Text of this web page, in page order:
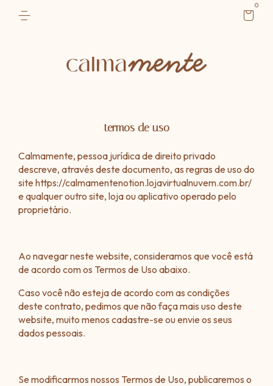
0
termos de uso
Calmamente, pessoa jurídica de direito privado
descreve, através deste documento, as regras de uso do
site https://calmamentenotion.lojavirtualnuvem.com.br/
e qualquer outro site, loja ou aplicativo operado pelo
proprietário.
Ao navegar neste website, consideramos que você está
de acordo com os Termos de Uso abaixo.
Caso você não esteja de acordo com as condições
deste contrato, pedimos que não faça mais uso deste
website, muito menos cadastre-se ou envie os seus
dados pessoais.
Se modificarmos nossos Termos de Uso, publicaremos o